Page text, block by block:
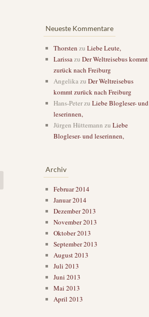
Neueste Kommentare
Thorsten zu Liebe Leute,
Larissazu Der Weltreisebus kommt
zurück nach Freiburg
Angelikazu Der Weltreisebus
kommt zurück nach Freiburg
Hans-Peterzu Liebe Blogleser- und
leserinnen,
Jürgen Hüttemann zu Liebe
Blogleser- und leserinnen,
Archiv
Februar 2014
Januar 2014
Dezember 2013
November 2013
Oktober 2013
September 2013
August 2013
Juli 2013
Juni 2013
Mai 2013
April 2013